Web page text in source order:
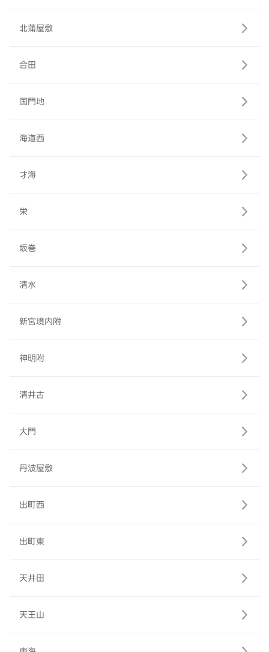
北蒲屋敷
合田
国門地
海道西
才海
栄
坂巻
清水
新宮境内附
神明附
清井古
大門
丹波屋敷
出町西
出町東
天井田
天王山